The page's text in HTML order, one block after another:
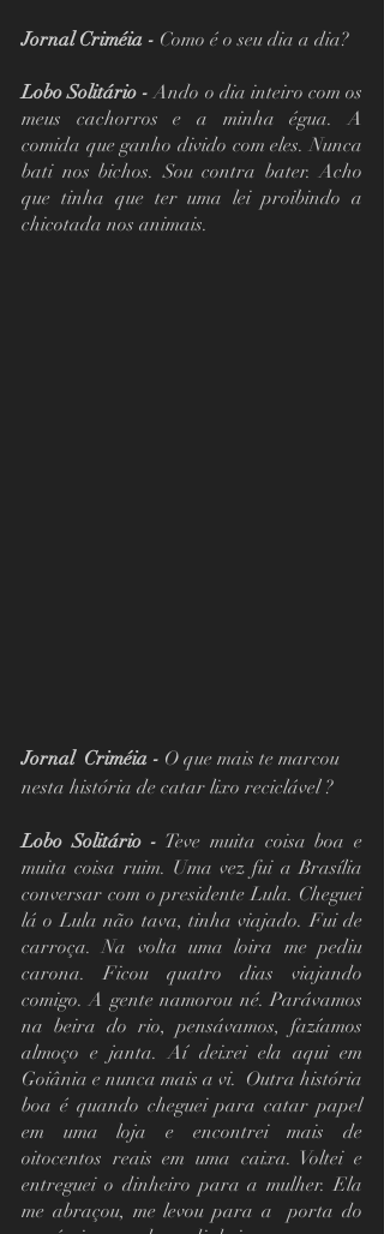
Jornal Criméia - Como é o seu dia a dia?
Lobo Solitário - Ando o dia inteiro com os
meus cachorros e a minha égua. A
comida que ganho divido com eles. Nunca
bati nos bichos. Sou contra bater. Acho
que tinha que ter uma lei proibindo a
chicotada nos animais.
Jornal  Criméia - O que mais te marcou
nesta história de catar lixo reciclável ?
Lobo Solitário - Teve muita coisa boa e
muita coisa ruim. Uma vez fui a Brasília
conversar com o presidente Lula. Cheguei
lá o Lula não tava, tinha viajado. Fui de
carroça. Na volta uma loira me pediu
carona. Ficou quatro dias viajando
comigo. A gente namorou né. Parávamos
na beira do rio, pensávamos, fazíamos
almoço e janta. Aí deixei ela aqui em
Goiânia e nunca mais a vi.  Outra história
boa é quando cheguei para catar papel
em uma loja e encontrei mais de
oitocentos reais em uma caixa. Voltei e
entreguei o dinheiro para a mulher. Ela
me abraçou, me levou para a  porta do